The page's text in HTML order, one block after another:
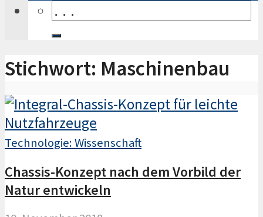
Stichwort: Maschinenbau
Technologie: Wissenschaft
Chassis-Konzept nach dem Vorbild der
Natur entwickeln